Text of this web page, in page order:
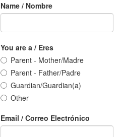
Name / Nombre
You are a / Eres
Parent - Mother/Madre
Parent - Father/Padre
Guardian/Guardian(a)
Other
Email / Correo Electrónico